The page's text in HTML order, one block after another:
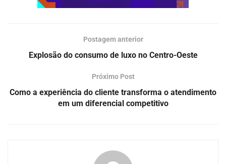
Postagem anterior
Explosão do consumo de luxo no Centro-Oeste
Próximo Post
Como a experiência do cliente transforma o atendimento
em um diferencial competitivo